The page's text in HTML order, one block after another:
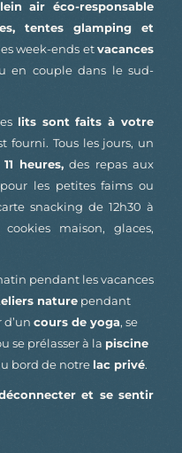
air éco-responsable
tentes glamping et
week-ends etvacances
en couple dans le sud-
lits sont faits à votre
fourni. Tous les jours, un
heures,des repas aux
les petites faims ou
snacking de 12h30 à
maison, glaces,
pendant les vacances
nature pendant
cours de yoga, se
se prélasser à la piscine
bord de notre lac privé.
et se sentir